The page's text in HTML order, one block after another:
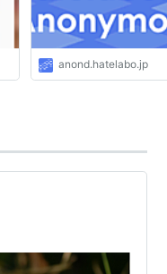
anond.hatelabo.jp